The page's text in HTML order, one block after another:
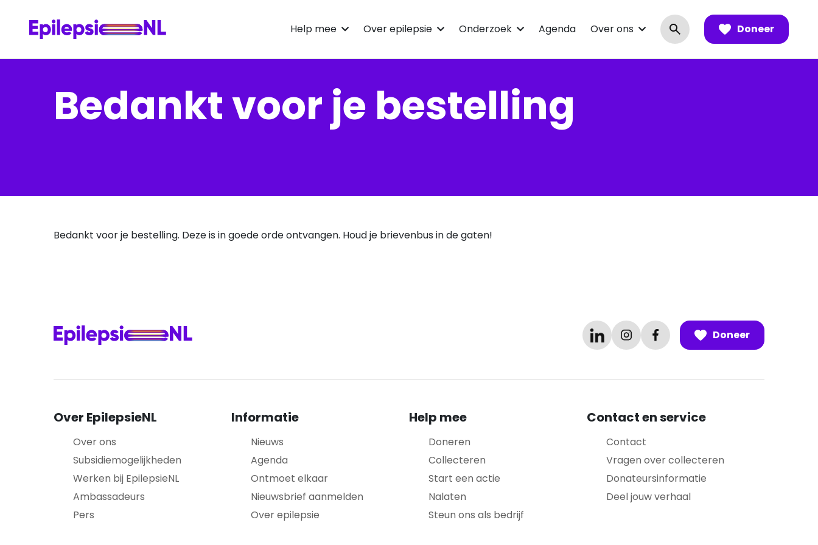
Help mee Over epilepsie Onderzoek Agenda Over ons Doneer
Bedankt voor je bestelling
Bedankt voor je bestelling. Deze is in goede orde ontvangen. Houd je brievenbus in de gaten!
Doneer
Over EpilepsieNL
Over ons
Subsidiemogelijkheden
Werken bij EpilepsieNL
Ambassadeurs
Pers
Informatie
Nieuws
Agenda
Ontmoet elkaar
Nieuwsbrief aanmelden
Over epilepsie
Help mee
Doneren
Collecteren
Start een actie
Nalaten
Steun ons als bedrijf
Contact en service
Contact
Vragen over collecteren
Donateursinformatie
Deel jouw verhaal